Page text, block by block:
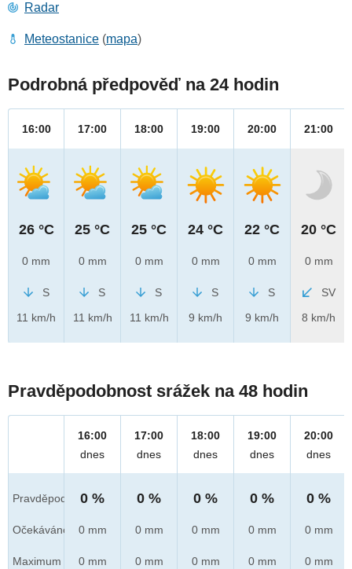
Radar
Meteostanice (mapa)
Podrobná předpověď na 24 hodin
16:00
26 °C
0 mm
S
11 km/h
17:00
25 °C
0 mm
S
11 km/h
18:00
25 °C
0 mm
S
11 km/h
19:00
24 °C
0 mm
S
9 km/h
20:00
22 °C
0 mm
S
9 km/h
21:00
20 °C
0 mm
SV
8 km/h
Pravděpodobnost srážek na 48 hodin
Pravděpod.
Očekáváno
Maximum
16:00
dnes
0 %
0 mm
0 mm
17:00
dnes
0 %
0 mm
0 mm
18:00
dnes
0 %
0 mm
0 mm
19:00
dnes
0 %
0 mm
0 mm
20:00
dnes
0 %
0 mm
0 mm